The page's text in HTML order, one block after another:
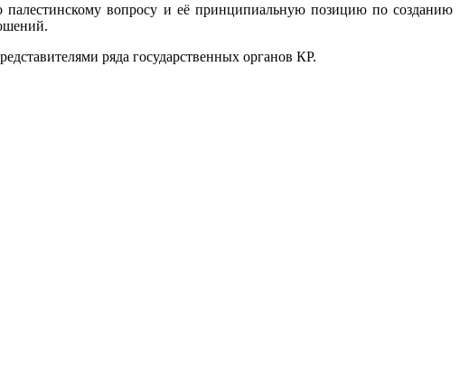
вопросу и её принципиальную позицию по созданию
ряда государственных органов КР.